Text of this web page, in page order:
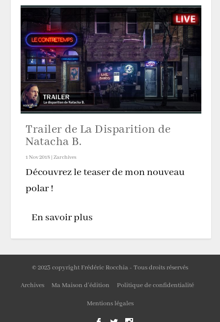
Trailer de La Disparition de
Natacha B.
1 Nov 2018 |Zarchives
Découvrez le teaser de mon nouveau
polar !
En savoir plus
© 2023 copyright Frédéric Rocchia - Tous droits réservés
Archives Ma Maison d’édition Politique de confidentialité
Mentions légales